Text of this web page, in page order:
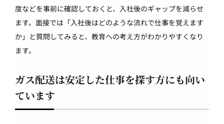
度などを事前に確認しておくと、入社後のギャップを減らせ
ます。面接では「入社後はどのような流れで仕事を覚えます
か」と質問してみると、教育への考え方がわかりやすくなり
ます。
ガス配送は安定した仕事を探す方にも向い
ています